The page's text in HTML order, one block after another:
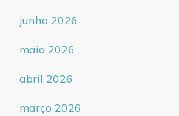
junho 2026
maio 2026
abril 2026
março 2026